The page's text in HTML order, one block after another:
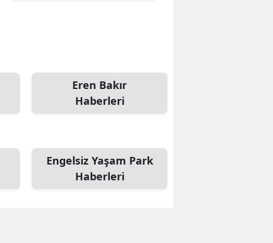
Eren Bakır
Haberleri
Engelsiz Yaşam Park
Haberleri